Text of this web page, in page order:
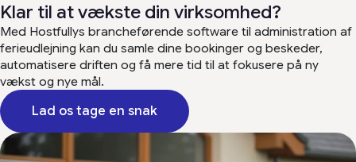
Klar til at vækste din virksomhed?
Med Hostfullys brancheførende software til administration af
ferieudlejning kan du samle dine bookinger og beskeder,
automatisere driften og få mere tid til at fokusere på ny
vækst og nye mål.
Lad os tage en snak